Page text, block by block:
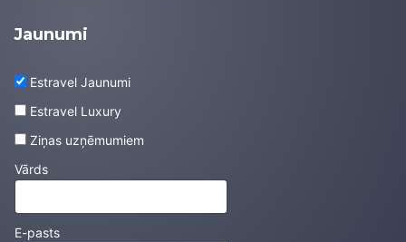
Jaunumi
Estravel Jaunumi
Estravel Luxury
Ziņas uzņēmumiem
Vārds
E-pasts